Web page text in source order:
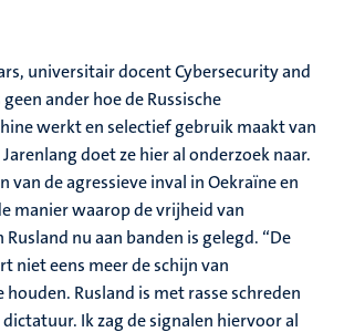
universitair docent Cybersecurity and
ander hoe de Russische
werkt en selectief gebruik maakt van
doet ze hier al onderzoek naar.
van de agressieve inval in Oekraïne en
manier waarop de vrijheid van
nu aan banden is gelegd. “De
niet eens meer de schijn van
Rusland is met rasse schreden
Ik zag de signalen hiervoor al